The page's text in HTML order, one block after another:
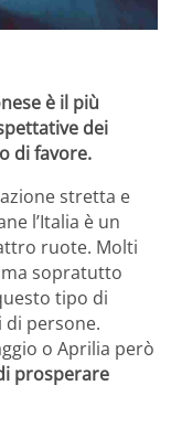
è il più
dei
di favore.
stretta e
l’Italia è un
ruote. Molti
sopratutto
tipo di
persone.
o Aprilia però
prosperare